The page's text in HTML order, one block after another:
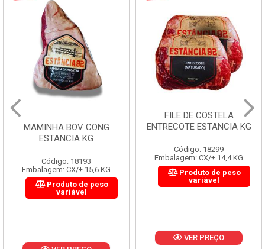
MAMINHA BOV CONG
ESTANCIA KG
Código: 18193
Embalagem: CX/± 15,6 KG
Produto de peso
variável
FILE DE COSTELA
ENTRECOTE ESTANCIA KG
Código: 18299
Embalagem: CX/± 14,4 KG
Produto de peso
variável
VER PREÇO